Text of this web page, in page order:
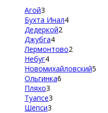
Агой3
Бухта Инал4
Дедеркой2
Джубга4
Лермонтово2
Небуг4
Новомихайловский5
Ольгинка6
Пляхо3
Туапсе3
Шепси3